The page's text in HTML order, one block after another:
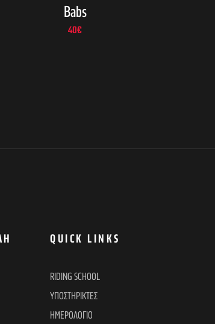
Babs
40€
QUICK LINKS
RIDING SCHOOL
ΥΠΟΣΤΗΡΙΚΤΕΣ
ΗΜΕΡΟΛΟΓΙΟ